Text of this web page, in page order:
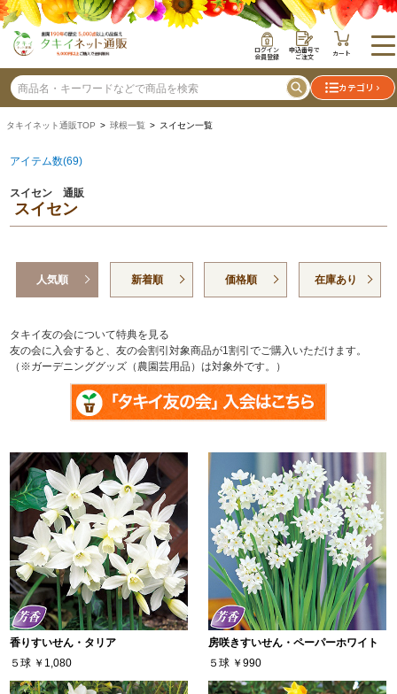
ログイン
会員登録
申込番号で
ご注文 カート
カテゴリ
タキイネット通販TOP > 球根一覧 > スイセン一覧
アイテム数(69)
スイセン 通販
スイセン
人気順 新着順 価格順 在庫あり
タキイ友の会について特典を見る
友の会に入会すると、友の会割引対象商品が1割引でご購入いただけます。
（※ガーデニンググッズ（農園芸用品）は対象外です。）
香りすいせん・タリア
５球 ￥1,080
房咲きすいせん・ペーパーホワイト
５球 ￥990